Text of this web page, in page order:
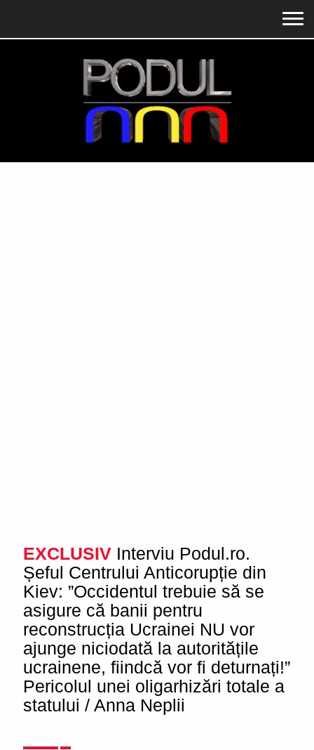
EXCLUSIV Interviu Podul.ro.
Șeful Centrului Anticorupție din
Kiev: ”Occidentul trebuie să se
asigure că banii pentru
reconstrucția Ucrainei NU vor
ajunge niciodată la autoritățile
ucrainene, fiindcă vor fi deturnați!”
Pericolul unei oligarhizări totale a
statului / Anna Neplii